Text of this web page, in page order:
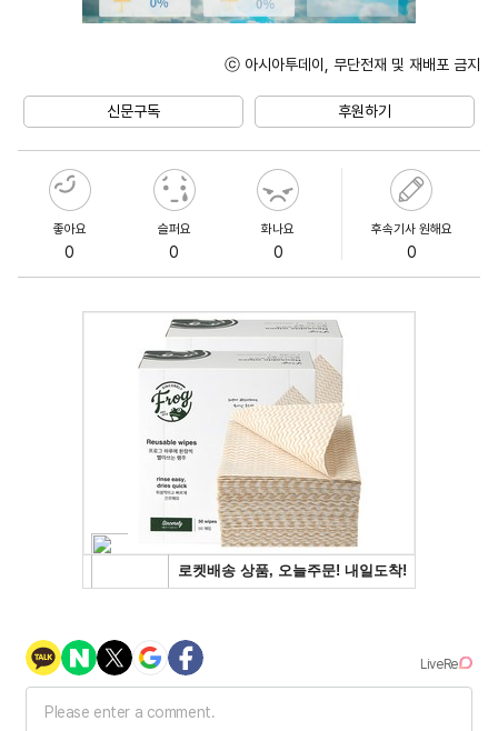
ⓒ 아시아투데이, 무단전재 및 재배포 금지
신문구독 후원하기
좋아요
0
슬퍼요
0
화나요
0
후속기사 원해요
0